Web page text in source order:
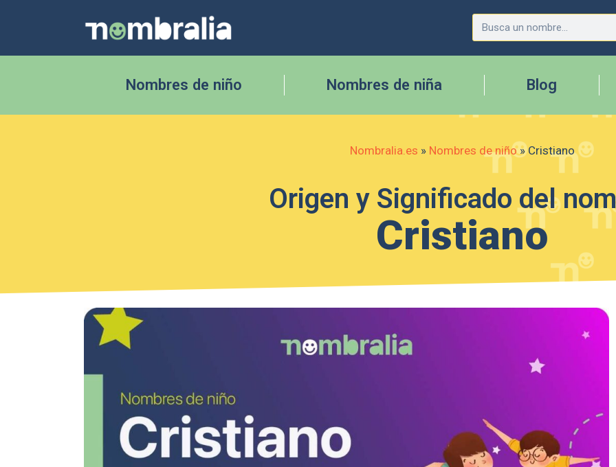
Nombres de niño Nombres de niña Blog
Nombralia.es » Nombres de niño»Cristiano
Origen y Significado del
Cristiano